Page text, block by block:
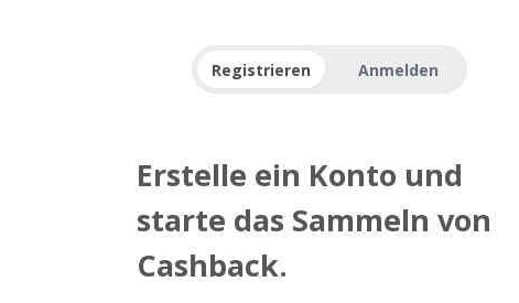
Registrieren Anmelden
Erstelle ein Konto und
starte das Sammeln von
Cashback.